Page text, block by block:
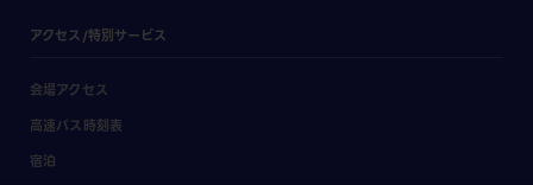
アクセス/特別サービス
会場アクセス
高速バス時刻表
宿泊